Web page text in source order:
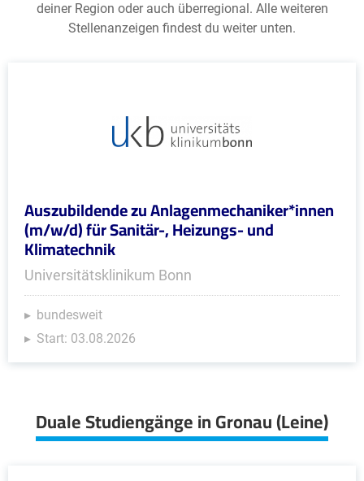
deiner Region oder auch überregional. Alle weiteren
Stellenanzeigen findest du weiter unten.
Auszubildende zu Anlagenmechaniker*innen
(m/w/d) für Sanitär-, Heizungs- und
Klimatechnik
Universitätsklinikum Bonn
bundesweit
Start: 03.08.2026
Duale Studiengänge in Gronau (Leine)